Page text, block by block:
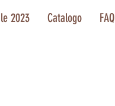
2023 Catalogo FAQ